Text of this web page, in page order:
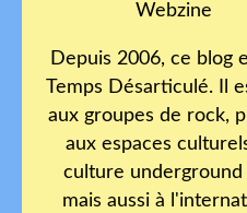
Depuis 2006, ce blog
Temps Désarticulé. Il
aux groupes de rock,
aux espaces
culture underground
mais aussi à